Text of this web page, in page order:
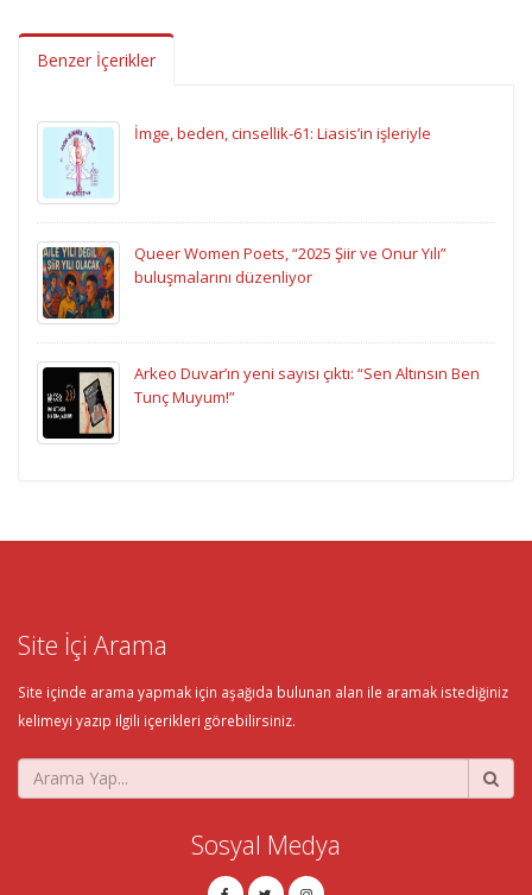
Benzer İçerikler
İmge, beden, cinsellik-61: Liasis’in işleriyle
Queer Women Poets, “2025 Şiir ve Onur Yılı”
buluşmalarını düzenliyor
Arkeo Duvar’ın yeni sayısı çıktı: “Sen Altınsın Ben
Tunç Muyum!”
Site İçi Arama
Site içinde arama yapmak için aşağıda bulunan alan ile aramak istediğiniz
kelimeyi yazıp ilgili içerikleri görebilirsiniz.
Sosyal Medya